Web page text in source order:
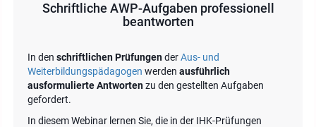
Schriftliche AWP-Aufgaben professionell
beantworten
In den schriftlichen PrüfungenderAus- und
Weiterbildungspädagogen werden ausführlich
ausformulierte Antwortenzu den gestellten Aufgaben
gefordert.
In diesem Webinar lernen Sie, die in der IHK-Prüfungen